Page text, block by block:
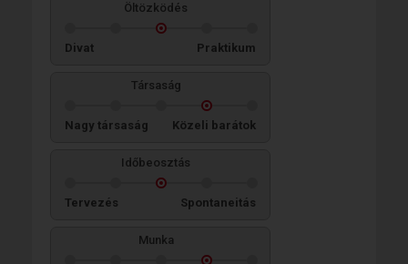
Öltözködés
Divat Praktikum
Társaság
Nagy társaság Közeli barátok
Időbeosztás
Tervezés Spontaneitás
Munka